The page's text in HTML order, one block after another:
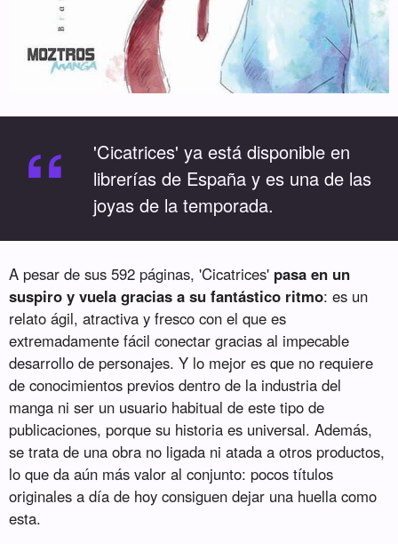
“
'Cicatrices' ya está disponible en
librerías de España y es una de las
joyas de la temporada.
A pesar de sus 592 páginas, 'Cicatrices' pasa en un
suspiro y vuela gracias a su fantástico ritmo: es un
relato ágil, atractiva y fresco con el que es
extremadamente fácil conectar gracias al impecable
desarrollo de personajes. Y lo mejor es que no requiere
de conocimientos previos dentro de la industria del
manga ni ser un usuario habitual de este tipo de
publicaciones, porque su historia es universal. Además,
se trata de una obra no ligada ni atada a otros productos,
lo que da aún más valor al conjunto: pocos títulos
originales a día de hoy consiguen dejar una huella como
esta.